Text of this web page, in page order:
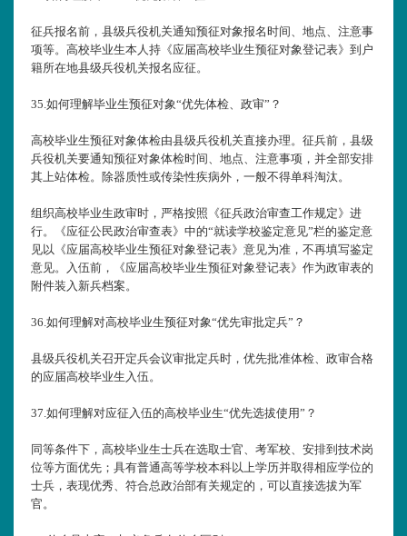
征兵报名前，县级兵役机关通知预征对象报名时间、地点、注意事
项等。高校毕业生本人持《应届高校毕业生预征对象登记表》到户
籍所在地县级兵役机关报名应征。
35.如何理解毕业生预征对象“优先体检、政审”？
高校毕业生预征对象体检由县级兵役机关直接办理。征兵前，县级
兵役机关要通知预征对象体检时间、地点、注意事项，并全部安排
其上站体检。除器质性或传染性疾病外，一般不得单科淘汰。
组织高校毕业生政审时，严格按照《征兵政治审查工作规定》进
行。《应征公民政治审查表》中的“就读学校鉴定意见”栏的鉴定意
见以《应届高校毕业生预征对象登记表》意见为准，不再填写鉴定
意见。入伍前，《应届高校毕业生预征对象登记表》作为政审表的
附件装入新兵档案。
36.如何理解对高校毕业生预征对象“优先审批定兵”？
县级兵役机关召开定兵会议审批定兵时，优先批准体检、政审合格
的应届高校毕业生入伍。
37.如何理解对应征入伍的高校毕业生“优先选拔使用”？
同等条件下，高校毕业生士兵在选取士官、考军校、安排到技术岗
位等方面优先；具有普通高等学校本科以上学历并取得相应学位的
士兵，表现优秀、符合总政治部有关规定的，可以直接选拔为军
官。